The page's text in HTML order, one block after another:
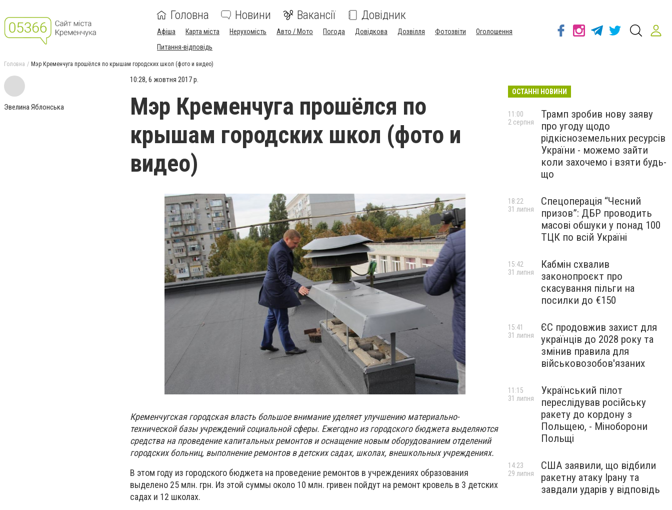
Головна Новини Вакансії Довідник
Афіша Карта міста Нерухомість Авто / Мото Погода Довідкова Дозвілля Фотозвіти
Оголошення
Питання-відповідь
Головна Мэр Кременчуга прошёлся по крышам городских школ (фото и видео)
Эвелина Яблонська
10:28, 6 жовтня 2017 р.
Мэр Кременчуга прошёлся по
крышам городских школ (фото и
видео)
Кременчугская городская власть большое внимание уделяет улучшению материально-
технической базы учреждений социальной сферы. Ежегодно из городского бюджета выделяются
средства на проведение капитальных ремонтов и оснащение новым оборудованием отделений
городских больниц, выполнение ремонтов в детских садах, школах, внешкольных учреждениях.
В этом году из городского бюджета на проведение ремонтов в учреждениях образования
выделено 25 млн. грн. Из этой суммы около 10 млн. гривен пойдут на ремонт кровель в 3 детских
садах и 12 школах.
ОСТАННІ НОВИНИ
Трамп зробив нову заяву
про угоду щодо
рідкісноземельних ресурсів
України - можемо зайти
коли захочемо і взяти будь-
що
11:00
2 серпня
Спецоперація “Чесний
призов”: ДБР проводить
масові обшуки у понад 100
ТЦК по всій Україні
18:22
31 липня
Кабмін схвалив
законопроєкт про
скасування пільги на
посилки до €150
15:42
31 липня
ЄС продовжив захист для
українців до 2028 року та
змінив правила для
військовозобов'язаних
15:41
31 липня
Український пілот
переслідував російську
ракету до кордону з
Польщею, - Міноборони
Польщі
11:15
31 липня
США заявили, що відбили
ракетну атаку Ірану та
завдали ударів у відповідь
14:23
29 липня